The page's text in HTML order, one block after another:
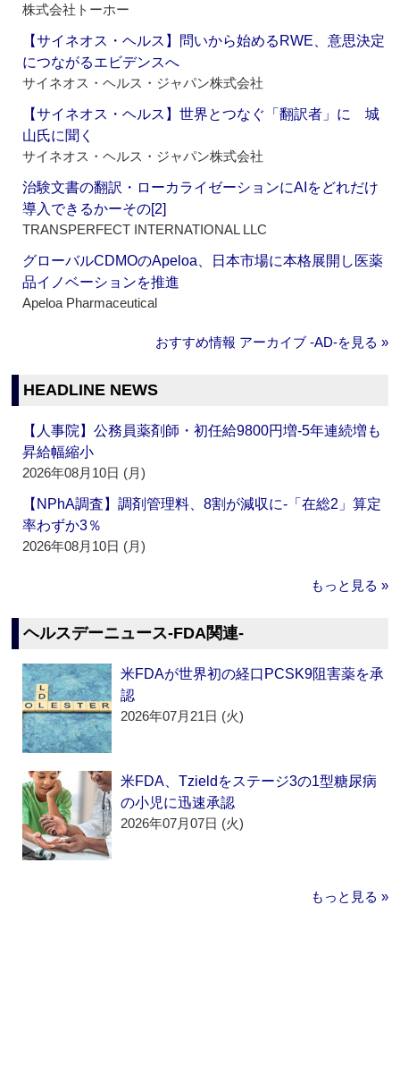
株式会社トーホー
【サイネオス・ヘルス】問いから始めるRWE、意思決定
につながるエビデンスへ
サイネオス・ヘルス・ジャパン株式会社
【サイネオス・ヘルス】世界とつなぐ「翻訳者」に 城
山氏に聞く
サイネオス・ヘルス・ジャパン株式会社
治験文書の翻訳・ローカライゼーションにAIをどれだけ
導入できるかーその[2]
TRANSPERFECT INTERNATIONAL LLC
グローバルCDMOのApeloa、日本市場に本格展開し医薬
品イノベーションを推進
Apeloa Pharmaceutical
おすすめ情報 アーカイブ ‐AD‐を見る »
HEADLINE NEWS
【人事院】公務員薬剤師・初任給9800円増‐5年連続増も
昇給幅縮小
2026年08月10日 (月)
【NPhA調査】調剤管理料、8割が減収に‐「在総2」算定
率わずか3％
2026年08月10日 (月)
もっと見る »
ヘルスデーニュース‐FDA関連‐
米FDAが世界初の経口PCSK9阻害薬を承
認
2026年07月21日 (火)
米FDA、Tzieldをステージ3の1型糖尿病
の小児に迅速承認
2026年07月07日 (火)
もっと見る »